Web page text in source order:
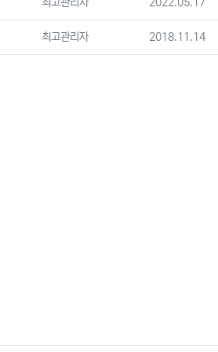
최고관리자 2022.05.17
등록자
최고관리자 등록일
2018.11.14